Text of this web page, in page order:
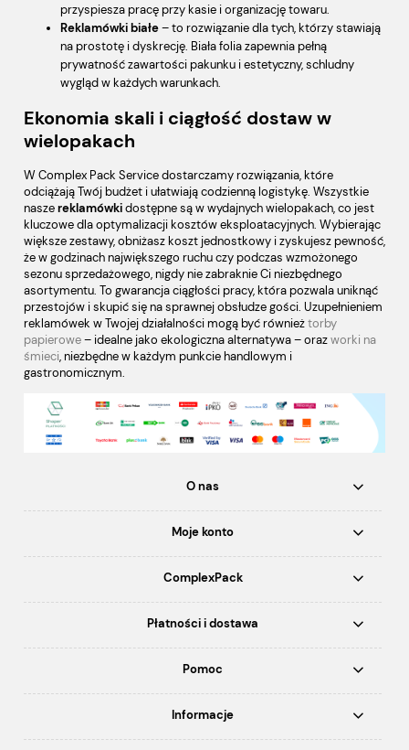
przyspiesza pracę przy kasie i organizację towaru.
Reklamówki białe– to rozwiązanie dla tych, którzy stawiają
na prostotę i dyskrecję. Biała folia zapewnia pełną
prywatność zawartości pakunku i estetyczny, schludny
wygląd w każdych warunkach.
Ekonomia skali i ciągłość dostaw w
wielopakach
W Complex Pack Service dostarczamy rozwiązania, które
odciążają Twój budżet i ułatwiają codzienną logistykę. Wszystkie
naszereklamówkidostępne są w wydajnych wielopakach, co jest
kluczowe dla optymalizacji kosztów eksploatacyjnych. Wybierając
większe zestawy, obniżasz koszt jednostkowy i zyskujesz pewność,
że w godzinach największego ruchu czy podczas wzmożonego
sezonu sprzedażowego, nigdy nie zabraknie Ci niezbędnego
asortymentu. To gwarancja ciągłości pracy, która pozwala uniknąć
przestojów i skupić się na sprawnej obsłudze gości. Uzupełnieniem
reklamówek w Twojej działalności mogą być równieżtorby
papierowe– idealne jako ekologiczna alternatywa – orazworki na
śmieci, niezbędne w każdym punkcie handlowym i
gastronomicznym.
O nas
Moje konto
ComplexPack
Płatności i dostawa
Pomoc
Informacje